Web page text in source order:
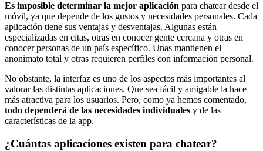
Es imposible determinar la mejor aplicación para chatear desde el
móvil, ya que depende de los gustos y necesidades personales. Cada
aplicación tiene sus ventajas y desventajas. Algunas están
especializadas en citas, otras en conocer gente cercana y otras en
conocer personas de un país específico. Unas mantienen el
anonimato total y otras requieren perfiles con información personal.
No obstante, la interfaz es uno de los aspectos más importantes al
valorar las distintas aplicaciones. Que sea fácil y amigable la hace
más atractiva para los usuarios. Pero, como ya hemos comentado,
todo dependerá de las necesidades individuales y de las
características de la app.
¿Cuántas aplicaciones existen para chatear?